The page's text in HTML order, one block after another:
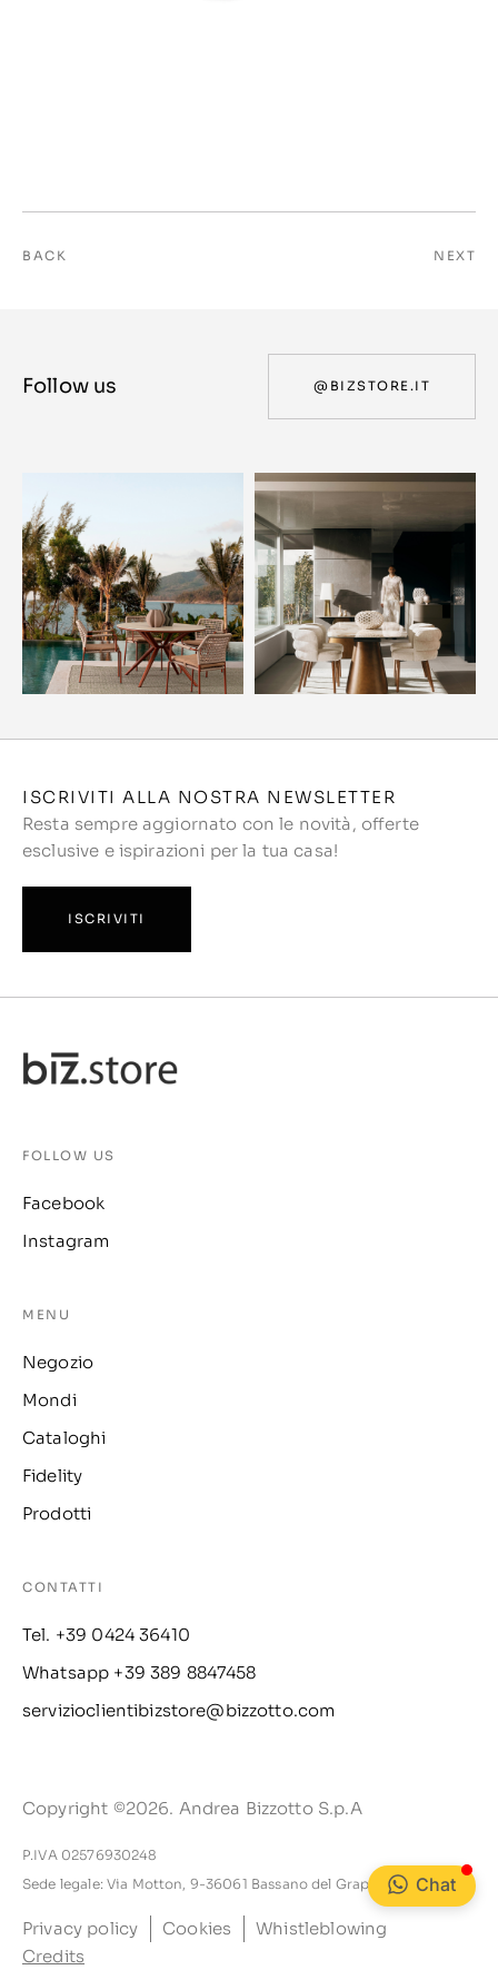
Chat
BACK NEXT
Follow us @BIZSTORE.IT
ISCRIVITI ALLA NOSTRA NEWSLETTER
Resta sempre aggiornato con le novità, offerte
esclusive e ispirazioni per la tua casa!
ISCRIVITI
FOLLOW US
Facebook
Instagram
MENU
Negozio
Mondi
Cataloghi
Fidelity
Prodotti
CONTATTI
Tel. +39 0424 36410
Whatsapp +39 389 8847458
servizioclientibizstore@bizzotto.com
Copyright ©2026. Andrea Bizzotto S.p.A
P.IVA 02576930248
Sede legale: Via Motton, 9-36061 Bassano del Grappa VI
Privacy policy Cookies
Whistleblowing
Credits